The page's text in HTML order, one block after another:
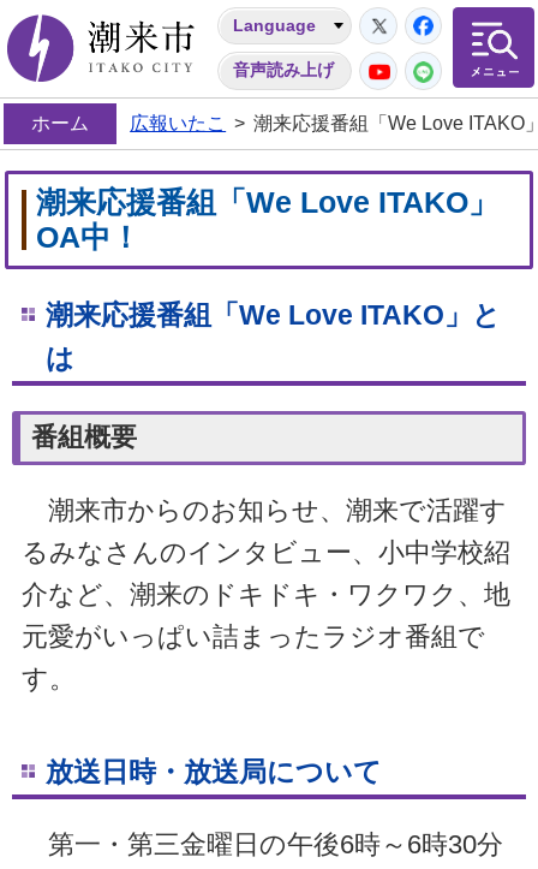
潮来市
Language
音声読み上げ
Twitter
YouTube
LINE
ホーム 広報いたこ > 潮来応援番組「We Love ITAKO
潮来応援番組「We Love ITAKO」
OA中！
潮来応援番組「We Love ITAKO」と
は
番組概要
潮来市からのお知らせ、潮来で活躍す
るみなさんのインタビュー、小中学校紹
介など、潮来のドキドキ・ワクワク、地
元愛がいっぱい詰まったラジオ番組で
す。
放送日時・放送局について
第一・第三金曜日の午後6時～6時30分